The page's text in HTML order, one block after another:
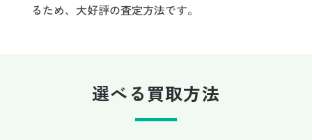
るため、大好評の査定方法です。
選べる買取方法